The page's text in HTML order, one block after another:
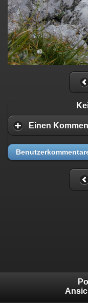
Einen